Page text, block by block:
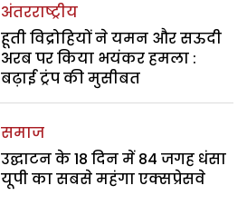
अंतरराष्ट्रीय
हूती विद्रोहियों ने यमन और सऊदी
अरब पर किया भयंकर हमला :
बढ़ाई ट्रंप की मुसीबत
समाज
उद्घाटन के 18 दिन में 84 जगह धंसा
यूपी का सबसे महंगा एक्सप्रेसवे